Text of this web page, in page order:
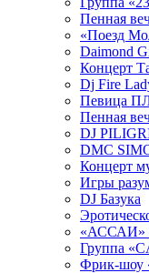
Пенная
«Поезд
Daimond
Концерт
Dj Fire
Певица
Пенная
DJ
DMC
Концерт
Игры
DJ Базука
«АССАИ»
Группа
Фрик-шоу